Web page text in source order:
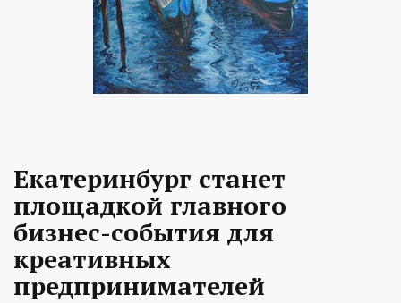
Екатеринбург станет
площадкой главного
бизнес-события для
креативных
предпринимателей